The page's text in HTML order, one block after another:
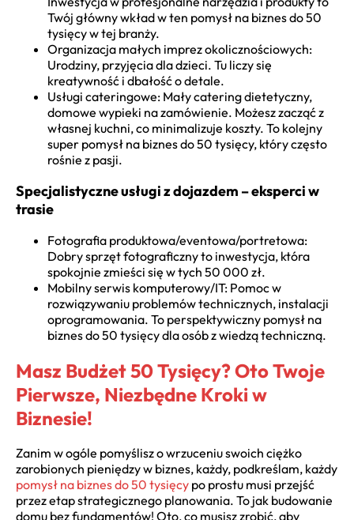
Twój główny wkład w ten pomysł na biznes do 50
tysięcy w tej branży.
Organizacja małych imprez okolicznościowych:
Urodziny, przyjęcia dla dzieci. Tu liczy się
kreatywność i dbałość o detale.
Usługi cateringowe: Mały catering dietetyczny,
domowe wypieki na zamówienie. Możesz zacząć z
własnej kuchni, co minimalizuje koszty. To kolejny
super pomysł na biznes do 50 tysięcy, który często
rośnie z pasji.
Specjalistyczne usługi z dojazdem – eksperci w
trasie
Fotografia produktowa/eventowa/portretowa:
Dobry sprzęt fotograficzny to inwestycja, która
spokojnie zmieści się w tych 50 000 zł.
Mobilny serwis komputerowy/IT: Pomoc w
rozwiązywaniu problemów technicznych, instalacji
oprogramowania. To perspektywiczny pomysł na
biznes do 50 tysięcy dla osób z wiedzą techniczną.
Masz Budżet 50 Tysięcy? Oto Twoje
Pierwsze, Niezbędne Kroki w
Biznesie!
Zanim w ogóle pomyślisz o wrzuceniu swoich ciężko
zarobionych pieniędzy w biznes, każdy, podkreślam, każdy
pomysł na biznes do 50 tysięcy po prostu musi przejść
przez etap strategicznego planowania. To jak budowanie
domu bez fundamentów! Oto, co musisz zrobić, aby